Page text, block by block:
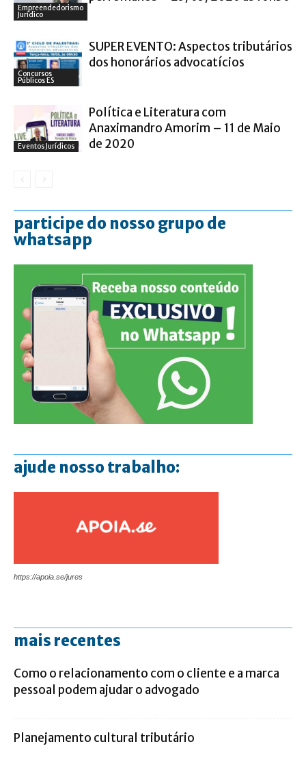
Empreendedorismo
Jurídico
Concursos
Públicos ES
SUPER EVENTO: Aspectos tributários
dos honorários advocatícios
Eventos Jurídicos
Política e Literatura com
Anaximandro Amorim – 11 de Maio
de 2020
participe do nosso grupo de
whatsapp
ajude nosso trabalho:
https://apoia.se/jures
mais recentes
Como o relacionamento com o cliente e a marca
pessoal podem ajudar o advogado
Planejamento cultural tributário